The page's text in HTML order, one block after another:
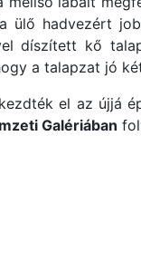
ülő hadvezért
díszített kő
a talapzat jó
el az újjá
Galériában